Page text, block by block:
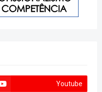
Youtube